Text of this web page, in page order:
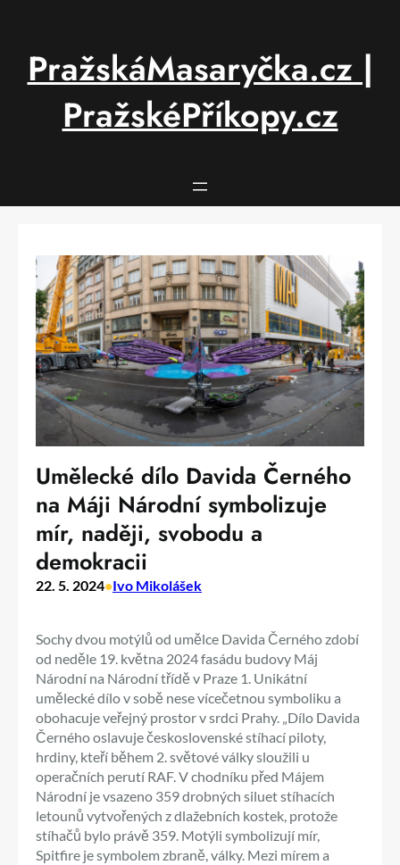
PražskáMasaryčka.cz |
PražskéPříkopy.cz
Umělecké dílo Davida Černého
na Máji Národní symbolizuje
mír, naději, svobodu a
demokracii
22. 5. 2024•Ivo Mikolášek
Sochy dvou motýlů od umělce Davida Černého zdobí
od neděle 19. května 2024 fasádu budovy Máj
Národní na Národní třídě v Praze 1. Unikátní
umělecké dílo v sobě nese vícečetnou symboliku a
obohacuje veřejný prostor v srdci Prahy. „Dílo Davida
Černého oslavuje československé stíhací piloty,
hrdiny, kteří během 2. světové války sloužili u
operačních perutí RAF. V chodníku před Májem
Národní je vsazeno 359 drobných siluet stíhacích
letounů vytvořených z dlažebních kostek, protože
stíhačů bylo právě 359. Motýli symbolizují mír,
Spitfire je symbolem zbraně, války. Mezi mírem a